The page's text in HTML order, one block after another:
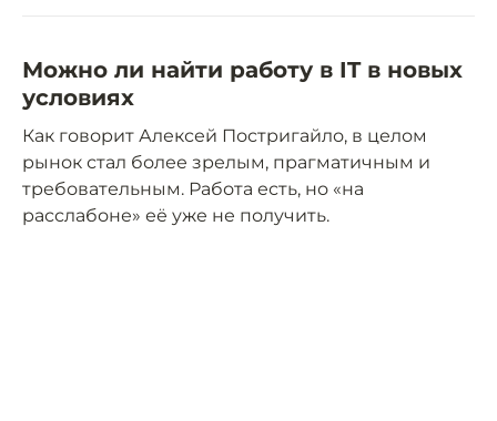
Можно ли найти работу в IT в новых
условиях
Как говорит Алексей Постригайло, в целом
рынок стал более зрелым, прагматичным и
требовательным. Работа есть, но «на
расслабоне» её уже не получить.